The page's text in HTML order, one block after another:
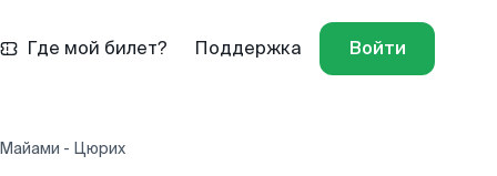
Где мой билет? Поддержка Войти
Майами - Цюрих